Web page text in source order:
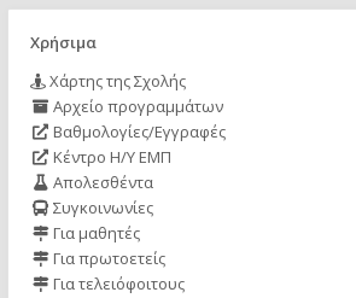
Χρήσιμα
Χάρτης της Σχολής
Αρχείο προγραμμάτων
Βαθμολογίες/Εγγραφές
Κέντρο Η/Υ ΕΜΠ
Απολεσθέντα
Συγκοινωνίες
Για μαθητές
Για πρωτοετείς
Για τελειόφοιτους